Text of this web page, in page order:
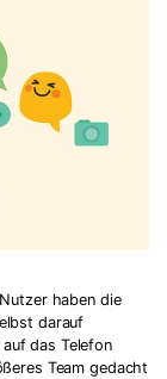
haben die
darauf
das Telefon
Team gedacht